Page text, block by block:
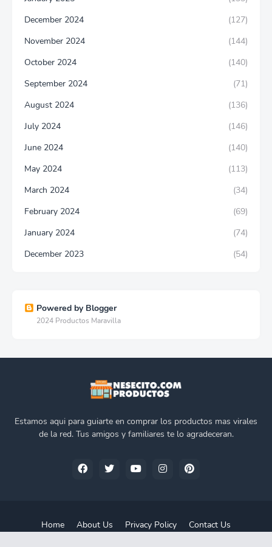
December 2024
(127)
November 2024
(144)
October 2024
(140)
September 2024
(71)
August 2024
(136)
July 2024
(146)
June 2024
(140)
May 2024
(113)
March 2024
(34)
February 2024
(69)
January 2024
(74)
December 2023
(54)
Powered by Blogger
2024 Productos Maravilla
Estamos aqui para guiarte en comprar los productos mas virales
de la red. Tus amigos y familiares te lo agradeceran.
Home About Us Privacy Policy Contact Us